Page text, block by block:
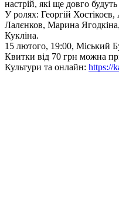
настрій, які ще довго
У ролях: Георгій
Лалєнков, Марина
Кукліна.
15 лютого, 19:00, Міський
Квитки від 70 грн можна
Культури та онлайн: https://